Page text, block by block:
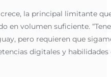
la principal limitante
en volumen suficiente.
pero requieren que
digitales y habilidades